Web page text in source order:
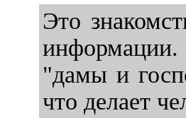
Это
информации.
"дамы и
что делает